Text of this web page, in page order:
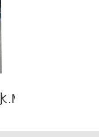
.MVR母液专业